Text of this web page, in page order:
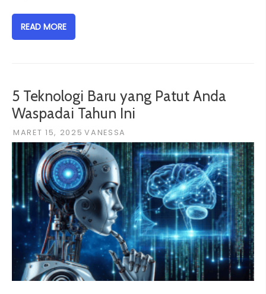
READ MORE
5 Teknologi Baru yang Patut Anda
Waspadai Tahun Ini
MARET 15, 2025 VANESSA